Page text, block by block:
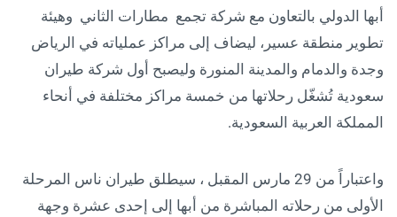
أبها الدولي بالتعاون مع شركة تجمع مطارات الثاني وهيئة
تطوير منطقة عسير، ليضاف إلى مراكز عملياته في الرياض
وجدة والدمام والمدينة المنورة وليصبح أول شركة طيران
سعودية تُشغّل رحلاتها من خمسة مراكز مختلفة في أنحاء
المملكة العربية السعودية.
واعتباراً من 29 مارس المقبل ، سيطلق طيران ناس المرحلة
الأولى من رحلاته المباشرة من أبها إلى إحدى عشرة وجهة